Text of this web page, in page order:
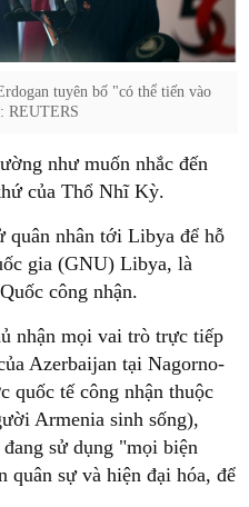
tuyên bố "có thể tiến vào
REUTERS
như muốn nhắc đến
của Thổ Nhĩ Kỳ.
nhân tới Libya để hỗ
gia (GNU) Libya, là
công nhận.
nhận mọi vai trò trực tiếp
Azerbaijan tại Nagorno-
quốc tế công nhận thuộc
Armenia sinh sống),
sử dụng "mọi biện
quân sự và hiện đại hóa, để